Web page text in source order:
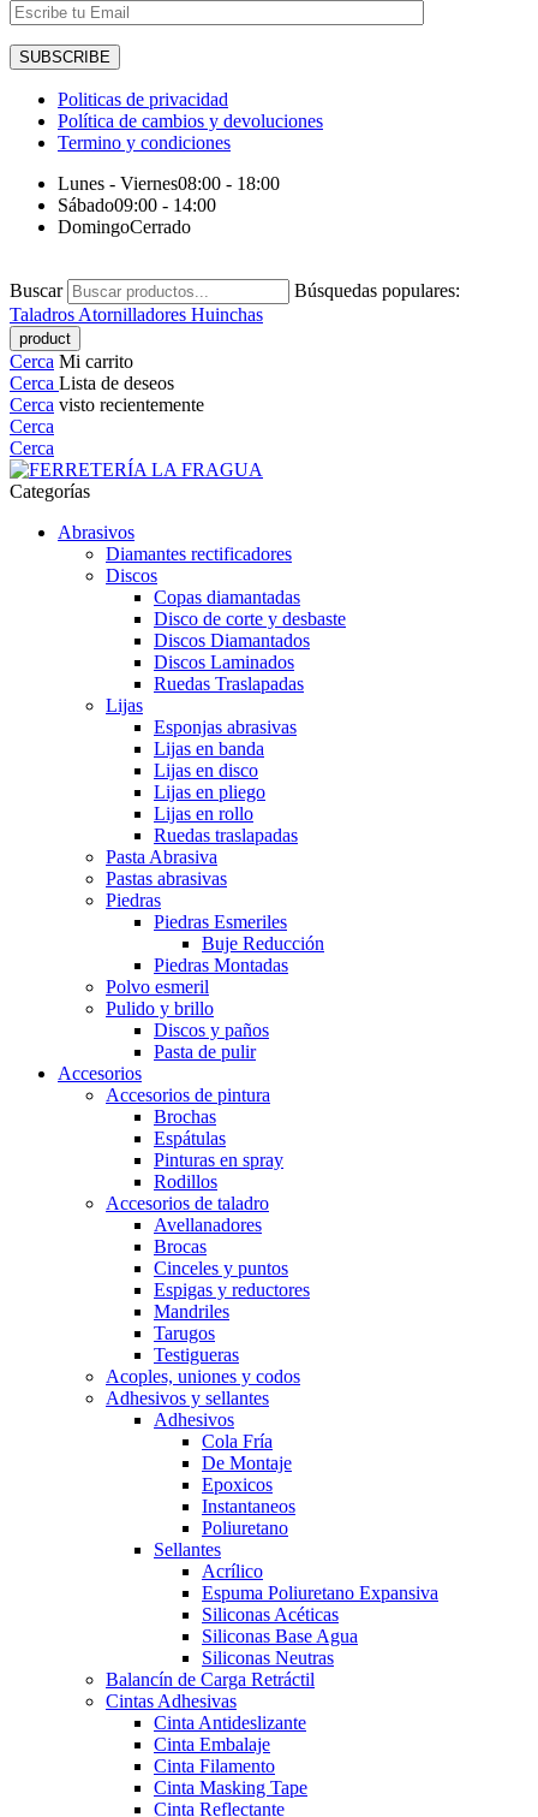
Politicas de privacidad
Política de cambios y devoluciones
Termino y condiciones
Lunes - Viernes08:00 - 18:00
Sábado09:00 - 14:00
DomingoCerrado
Buscar
Búsquedas populares:
Taladros Atornilladores Huinchas
Cerca Mi carrito
Cerca Lista de deseos
Cerca visto recientemente
Cerca
Cerca
Categorías
Abrasivos
Diamantes rectificadores
Discos
Copas diamantadas
Disco de corte y desbaste
Discos Diamantados
Discos Laminados
Ruedas Traslapadas
Lijas
Esponjas abrasivas
Lijas en banda
Lijas en disco
Lijas en pliego
Lijas en rollo
Ruedas traslapadas
Pasta Abrasiva
Pastas abrasivas
Piedras
Piedras Esmeriles
Buje Reducción
Piedras Montadas
Polvo esmeril
Pulido y brillo
Discos y paños
Pasta de pulir
Accesorios
Accesorios de pintura
Brochas
Espátulas
Pinturas en spray
Rodillos
Accesorios de taladro
Avellanadores
Brocas
Cinceles y puntos
Espigas y reductores
Mandriles
Tarugos
Testigueras
Acoples, uniones y codos
Adhesivos y sellantes
Adhesivos
Cola Fría
De Montaje
Epoxicos
Instantaneos
Poliuretano
Sellantes
Acrílico
Espuma Poliuretano Expansiva
Siliconas Acéticas
Siliconas Base Agua
Siliconas Neutras
Balancín de Carga Retráctil
Cintas Adhesivas
Cinta Antideslizante
Cinta Embalaje
Cinta Filamento
Cinta Masking Tape
Cinta Reflectante